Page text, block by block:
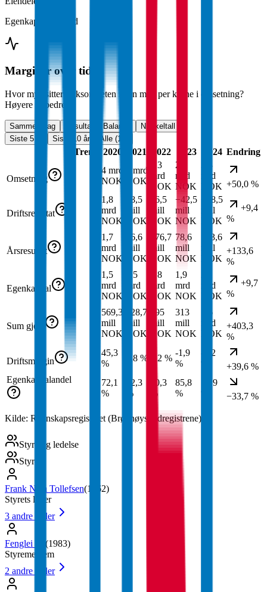
Egenkapital + gjeld
Marginer over tid
Hvor mye sitter virksomheten igjen med per krone i omsetning?
Høyere er bedre.
Sammendrag Resultat Balanse
Nøkkeltall
Siste 5 år
Siste 10 år Alle (19)
Trend 2020 2021 2022 2023 2024 Endring
Omsetning
4 mrd
NOK
1 mrd
NOK
1,3
mrd
NOK
2,2
mrd
NOK
3,3
mrd
NOK +50,0 %
Driftsresultat
1,8
mrd
NOK
38,5
mill
NOK
96,5
mill
NOK
−42,5
mill
NOK
−38,5
mill
NOK
+9,4
%
Årsresultat
1,7
mrd
NOK
66,6
mill
NOK
276,7
mill
NOK
78,6
mill
NOK
183,6
mill
NOK
+133,6
%
Egenkapital
1,5
mrd
NOK
1,5
mrd
NOK
1,8
mrd
NOK
1,9
mrd
NOK
mrd
NOK
+9,7
%
Sum gjeld
569,3
mill
NOK
128,7
mill
NOK
195
mill
NOK
313
mill
NOK
1,6
mrd
NOK
+403,3
%
Driftsmargin
45,3
%
3,8 % 7,2 %
-1,9
%
-1,2
+39,6 %
Egenkapitalandel
72,1
%
92,3
%
90,3
%
85,8
%
56,9
−33,7 %
Kilde: Regnskapsregisteret (Brønnøysundregistrene)
Styre og ledelse
Styre
Frank Njaa Tollefsen(1962)
Styrets leder
3 andre roller
Fenglei Jia (1983)
Styremedlem
2 andre roller